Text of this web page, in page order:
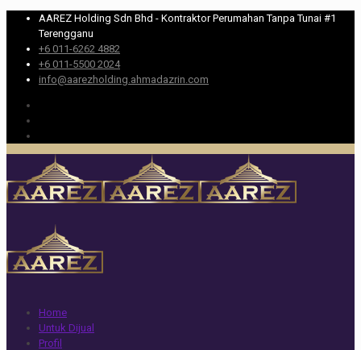
AAREZ Holding Sdn Bhd - Kontraktor Perumahan Tanpa Tunai #1
Terengganu
+6 011-6262 4882
+6 011-5500 2024
info@aarezholding.ahmadazrin.com
Home
Untuk Dijual
Profil